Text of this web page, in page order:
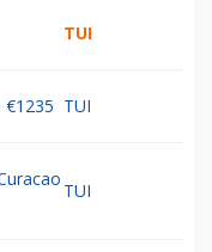
TUI
€1235 TUI
TUI